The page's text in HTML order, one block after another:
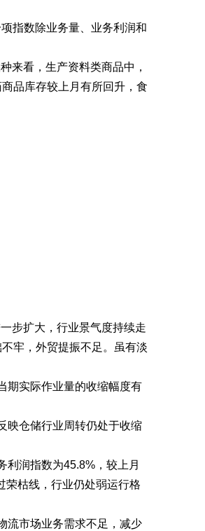
指数除业务量、业务利润和
来看，生产资料类商品中，
品库存较上月有所回升，食
步扩大，行业景气度持续走
牢，外贸提振不足。虽有淡
期实际作业量的收缩幅度有
映仓储行业周转仍处于收缩
利润指数为45.8%，较上月
荣枯线，行业仍处弱运行格
流市场业务需求不足，减少